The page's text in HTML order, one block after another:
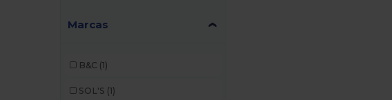
Marcas
B&C (1)
SOL'S (1)